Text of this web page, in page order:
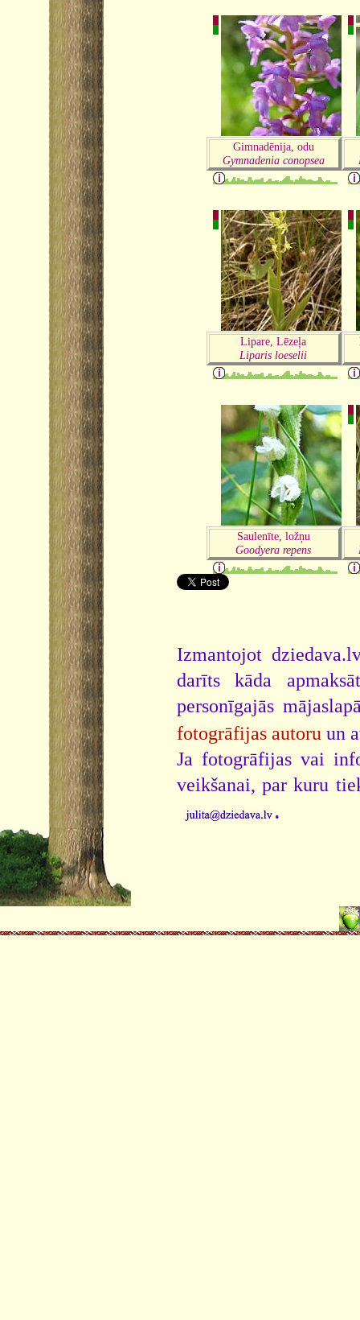
Gimnadēnija, odu
Gymnadenia conopsea
Lipare, Lēzeļa
Liparis loeselii
Saulenīte, ložņu
Goodyera repens
Izmantojot
darīts kāda
personīgajās
fotogrāfijas autoru un
Ja fotogrāfijas vai
veikšanai, par kuru
.